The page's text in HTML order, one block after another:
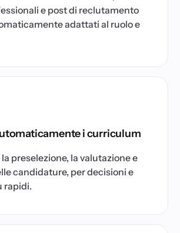
e post di reclutamento
adattati al ruolo e
i curriculum
preselezione, la valutazione e
candidature, per decisioni e
rapidi.